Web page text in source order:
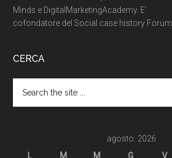
Minds e DigitalMarketingAcademy. E'
cofondatore del Social case history Forum.
CERCA
agosto: 2026
L
M M G V